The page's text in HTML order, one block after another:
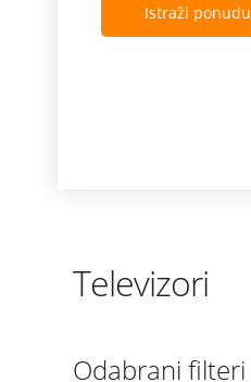
Istraži ponudu
Televizori
Odabrani filteri